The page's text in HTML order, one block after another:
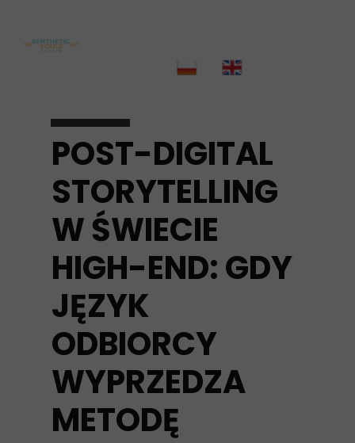
POST-DIGITAL
STORYTELLING
W ŚWIECIE
HIGH-END: GDY
JĘZYK
ODBIORCY
WYPRZEDZA
METODĘ